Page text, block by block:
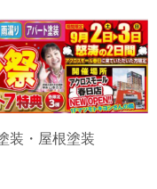
装・屋根塗装